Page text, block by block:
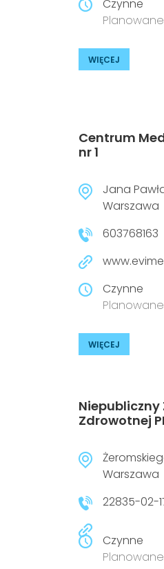
Czynne
WIĘCEJ
Centrum
nr 1
Jana
Warszawa
603768163
Czynne
WIĘCEJ
Niepubliczny
Zdrowotnej
Warszawa
22835-02-
Czynne